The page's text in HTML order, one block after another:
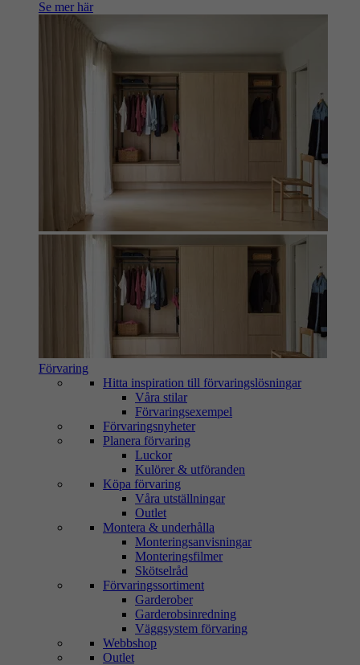
Se mer här
Förvaring
Hitta inspiration till förvaringslösningar
Våra stilar
Förvaringsexempel
Förvaringsnyheter
Planera förvaring
Luckor
Kulörer & utföranden
Köpa förvaring
Våra utställningar
Outlet
Montera & underhålla
Monteringsanvisningar
Monteringsfilmer
Skötselråd
Förvaringssortiment
Garderober
Garderobsinredning
Väggsystem förvaring
Webbshop
Outlet